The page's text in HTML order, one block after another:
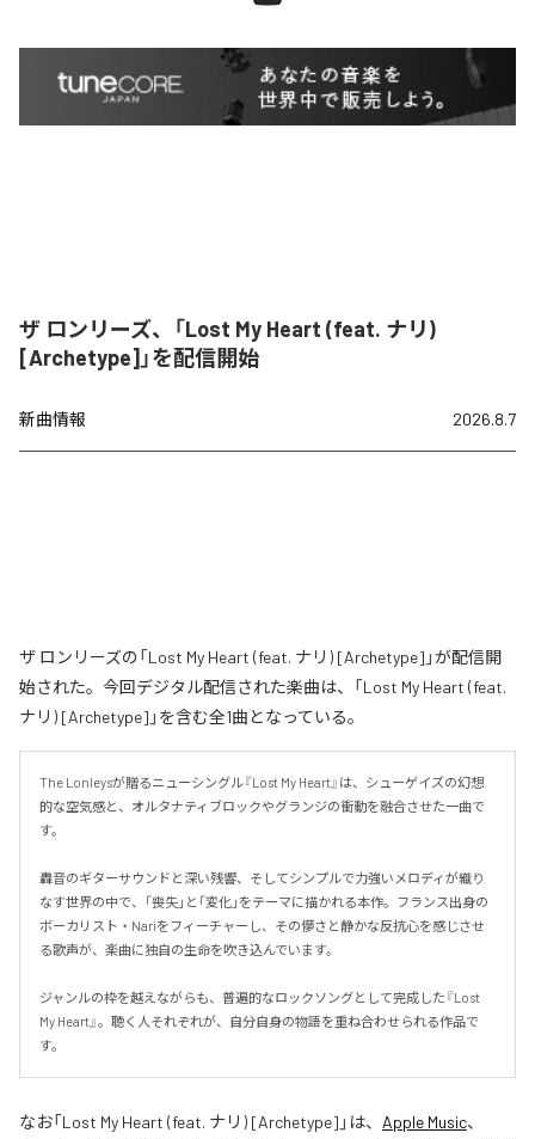
ザ ロンリーズ、「Lost My Heart (feat. ナリ)
[Archetype]」を配信開始
新曲情報 2026.8.7
ザ ロンリーズの「Lost My Heart (feat. ナリ) [Archetype]」が配信開
始された。今回デジタル配信された楽曲は、「Lost My Heart (feat.
ナリ) [Archetype]」を含む全1曲となっている。
The Lonleysが贈るニューシングル『Lost My Heart』は、シューゲイズの幻想
的な空気感と、オルタナティブロックやグランジの衝動を融合させた一曲で
す。
轟音のギターサウンドと深い残響、そしてシンプルで力強いメロディが織り
なす世界の中で、「喪失」と「変化」をテーマに描かれる本作。フランス出身の
ボーカリスト・Nariをフィーチャーし、その儚さと静かな反抗心を感じさせ
る歌声が、楽曲に独自の生命を吹き込んでいます。
ジャンルの枠を越えながらも、普遍的なロックソングとして完成した『Lost
My Heart』。聴く人それぞれが、自分自身の物語を重ね合わせられる作品で
す。
なお「Lost My Heart (feat. ナリ) [Archetype] 」は、 Apple Music、